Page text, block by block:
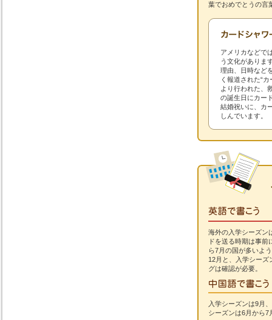
葉でおめでとうの言
アメリカなどで
う文化がありま
理由、日時など
く報道された“
より行われた、
の誕生日にカー
結婚祝いに、カ
しんでいます。
海外の入学シーズン
ドを送る時期は事
ら7月の国が多いよ
12月と、入学シーズ
グは確認が必要。
入学シーズンは9月
シーズンは6月から7